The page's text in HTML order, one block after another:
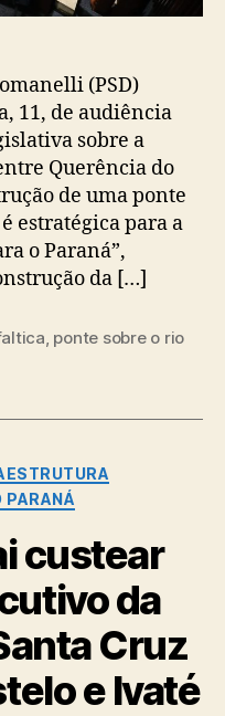
(PSD)
11, de audiência
sobre a
Querência do
de uma ponte
estratégica para a
o Paraná”,
da […]
, ponte sobre o rio
PARANÁ
custear
da
Cruz
e Ivaté